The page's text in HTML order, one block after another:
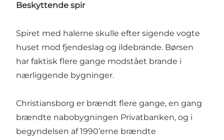
Beskyttende spir
Spiret med halerne skulle efter sigende vogte
huset mod fjendeslag og ildebrande. Børsen
har faktisk flere gange modstået brande i
nærliggende bygninger.
Christiansborg er brændt flere gange, en gang
brændte nabobygningen Privatbanken, og i
begyndelsen af 1990’erne brændte